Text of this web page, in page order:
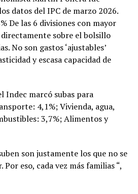
datos del IPC de marzo 2026.
De las 6 divisiones con mayor
sobre el bolsillo
No son gastos ‘ajustables’
y escasa capacidad de
Indec marcó subas para
4,1%; Vivienda, agua,
3,7%; Alimentos y
son justamente los que no se
Por eso, cada vez más familias “,